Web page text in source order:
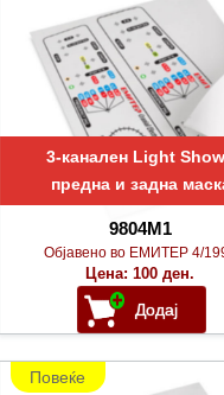
3-канален Light
предна и задна
9804М1
Објавено во ЕМИТЕР 4/
Цена: 100 ден.
Повеќе